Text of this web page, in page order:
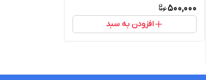
500,000
افزودن به سبد